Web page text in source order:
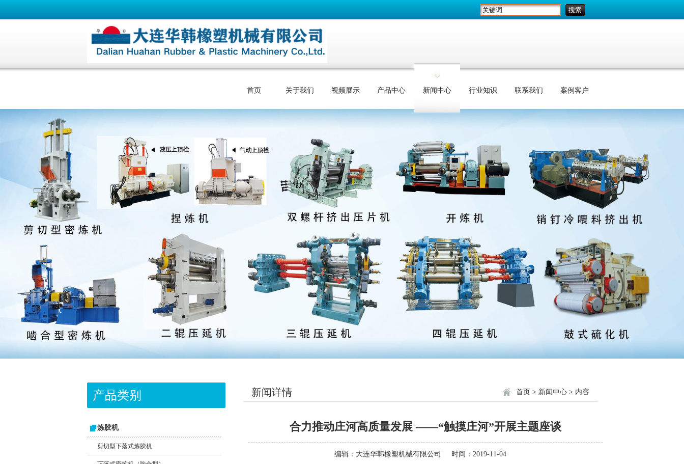
首页 关于我们 视频展示 产品中心 新闻中心 行业知识 联系我们 案例客户
产品类别
炼胶机
剪切型下落式炼胶机
新闻详情 首页 > 新闻中心> 内容
合力推动庄河高质量发展 ——“触摸庄河”开展主题座谈
编辑： 大连华韩橡塑机械有限公司 时间：2019-11-04